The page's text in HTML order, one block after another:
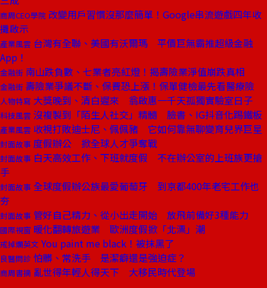
商周CEO學院 改變用戶習慣沒那麼簡單！Google串流遊戲四年收
攤啟示
產業風雲 台灣有全聯、美國有沃爾瑪 平價巨無霸推超級金融
App！
金融街 南山跌負數、七業者亮紅燈！揭壽險業淨值崩跌真相
金融街 壽險業爭議不斷、保費恐上漲！保單健檢最先看醫療險
人物特寫 大獎晚到、清白遲來 翁啟惠一千天孤獨實驗室日子
科技風雲 沒複製到「陌生人社交」精髓 臉書、IG抖音化踢鐵板
產業風雲 收視打敗迪士尼、佩佩豬 它如何靠無聊變育兒界巨星
封面故事 度假辦公 掀全球人才爭奪戰
封面故事 白天高效工作、下班就度假 不在辦公室的上班族更搶
手
封面故事 全球度假辦公族最愛葡萄牙 到京都400年老宅工作也
夯
封面故事 管好自己精力、從小出走開始 放飛前備好3種能力
國際視窗 暖化翻轉旅遊業 歐洲度假掀「北漂」潮
戒掉爛英文 You paint me black！被抹黑了
良醫問診 怕髒、常洗手 是潔癖還是強迫症？
商周書摘 亂世得年輕人得天下 大移民時代登場